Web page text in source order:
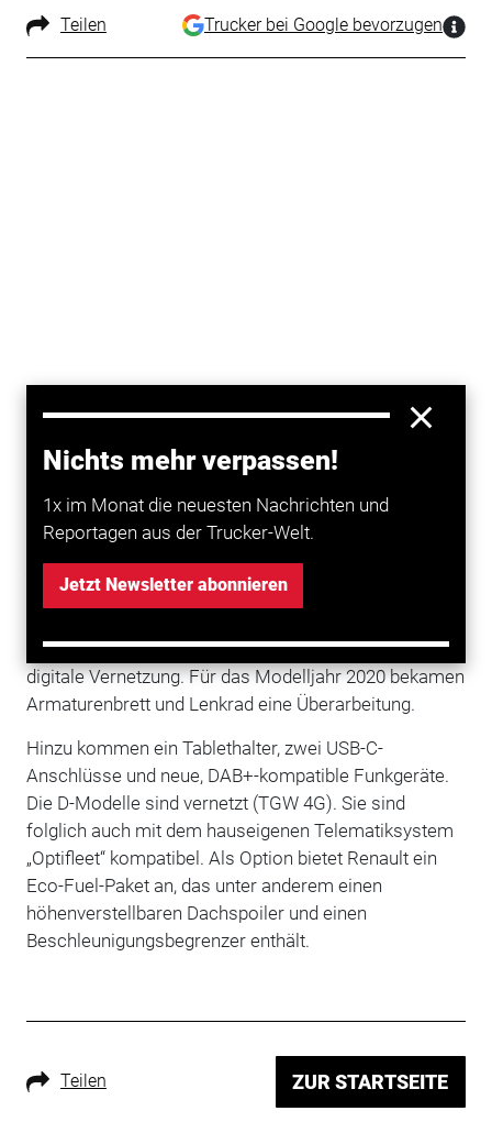
Teilen Trucker bei Google bevorzugen
Nichts mehr verpassen!
1x im Monat die neuesten Nachrichten und
Reportagen aus der Trucker-Welt.
Jetzt Newsletter abonnieren
RenaultTrucks erweitert aktuell die Modelle 2020. Neu
kommt die leichte D-Baureihe für den Verteilerverkehr.
Ergonomie im Interior, bessere Aerodynamik und
digitale Vernetzung. Für das Modelljahr 2020 bekamen
Armaturenbrett und Lenkrad eine Überarbeitung.
Hinzu kommen ein Tablethalter, zwei USB-C-
Anschlüsse und neue, DAB+-kompatible Funkgeräte.
Die D-Modelle sind vernetzt (TGW 4G). Sie sind
folglich auch mit dem hauseigenen Telematiksystem
„Optifleet“ kompatibel. Als Option bietet Renault ein
Eco-Fuel-Paket an, das unter anderem einen
höhenverstellbaren Dachspoiler und einen
Beschleunigungsbegrenzer enthält.
Teilen ZUR STARTSEITE